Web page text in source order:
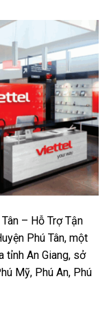
– Hỗ Trợ Tận
Phú Tân, một
tỉnh An Giang, sở
Mỹ, Phú An, Phú